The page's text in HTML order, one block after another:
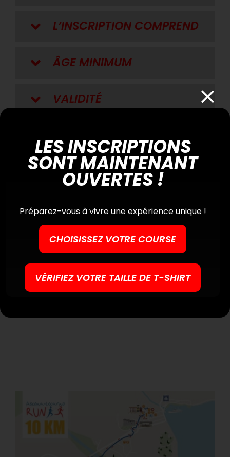
L’INSCRIPTION COMPREND
ÂGE MINIMUM
VALIDITÉ
Le parcours
LES INSCRIPTIONS
SONT MAINTENANT
OUVERTES !
Préparez-vous à vivre une expérience unique !
CHOISISSEZ VOTRE COURSE
VÉRIFIEZ VOTRE TAILLE DE T-SHIRT